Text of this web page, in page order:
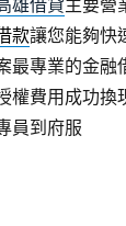
雄借貸主要營
款讓您能夠快
最專業的金融
權費用成功換
員到府服